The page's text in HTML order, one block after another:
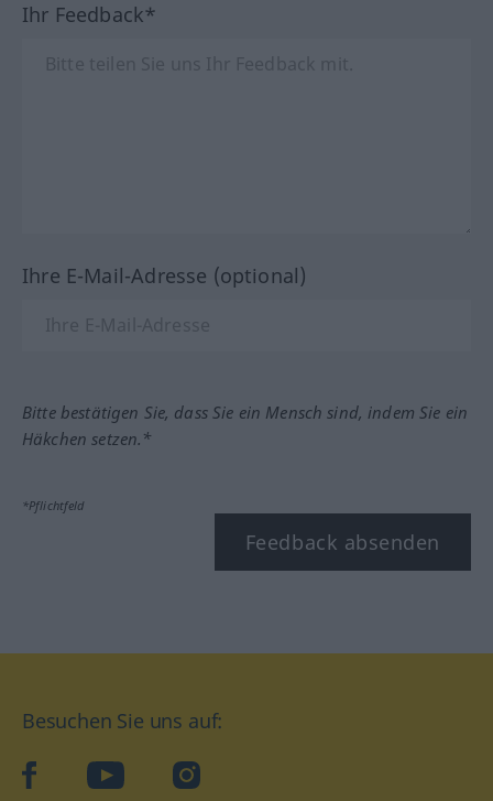
Ihr Feedback*
Ihre E-Mail-Adresse (optional)
Bitte bestätigen Sie, dass Sie ein Mensch sind, indem Sie ein
Häkchen setzen.*
*Pflichtfeld
Feedback absenden
Besuchen Sie uns auf:
facebookYouTube Instagram